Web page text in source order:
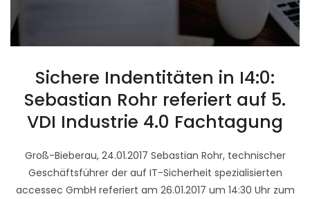
Sichere Indentitäten in I4:0:
Sebastian Rohr referiert auf 5.
VDI Industrie 4.0 Fachtagung
Groß-Bieberau, 24.01.2017 Sebastian Rohr, technischer
Geschäftsführer der auf IT-Sicherheit spezialisierten
accessec GmbH referiert am 26.01.2017 um 14:30 Uhr zum